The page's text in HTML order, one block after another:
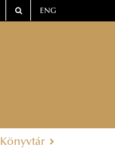
ENG
Könyvtár